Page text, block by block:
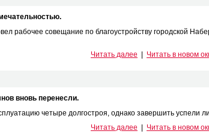
рабочее совещание по благоустройству городской
Читать далее
Читать в новом
вновь перенесли.
четыре долгостроя, однако завершить успели
Читать далее
Читать в новом